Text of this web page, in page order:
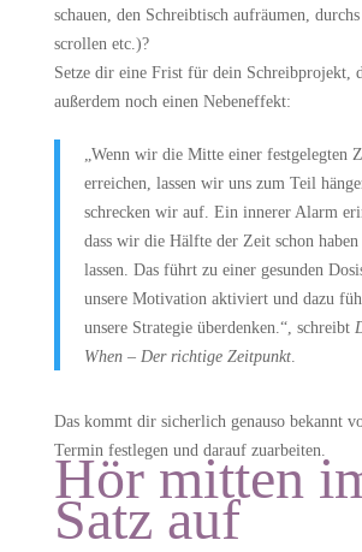
schauen, den Schreibtisch aufräumen,
scrollen etc.)?
Setze dir eine Frist für dein Schreibprojekt,
außerdem noch einen Nebeneffekt:
„Wenn wir die Mitte einer festgelegten
erreichen, lassen wir uns zum Teil
schrecken wir auf. Ein innerer Alarm
dass wir die Hälfte der Zeit schon haben
lassen. Das führt zu einer gesunden
unsere Motivation aktiviert und dazu
unsere Strategie überdenken.“, schreibt
When – Der richtige Zeitpunkt.
Das kommt dir sicherlich genauso bekannt
Termin festlegen und darauf zuarbeiten.
Hör mitten
Satz auf